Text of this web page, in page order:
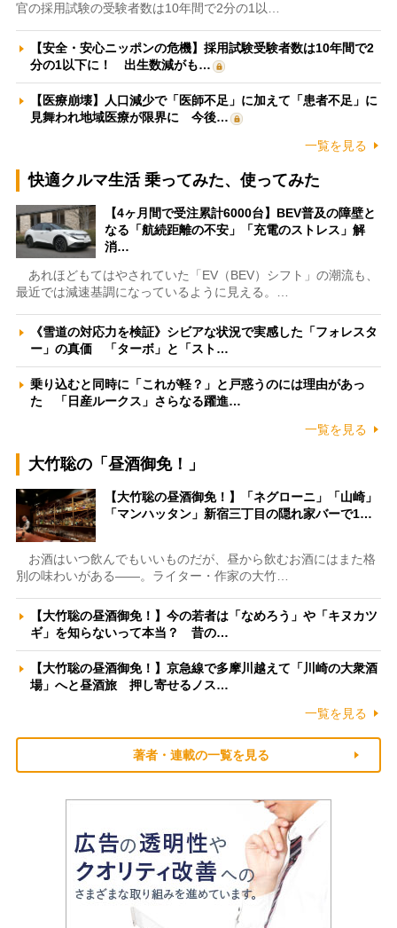
官の採用試験の受験者数は10年間で2分の1以…
【安全・安心ニッポンの危機】採用試験受験者数は10年間で2
分の1以下に！ 出生数減がも…
【医療崩壊】人口減少で「医師不足」に加えて「患者不足」に
見舞われ地域医療が限界に 今後…
一覧を見る
快適クルマ生活 乗ってみた、使ってみた
【4ヶ月間で受注累計6000台】BEV普及の障壁と
なる「航続距離の不安」「充電のストレス」解
消…
あれほどもてはやされていた「EV（BEV）シフト」の潮流も、
最近では減速基調になっているように見える。…
《雪道の対応力を検証》シビアな状況で実感した「フォレスタ
ー」の真価 「ターボ」と「スト…
乗り込むと同時に「これが軽？」と戸惑うのには理由があっ
た 「日産ルークス」さらなる躍進…
一覧を見る
大竹聡の「昼酒御免！」
【大竹聡の昼酒御免！】「ネグローニ」「山崎」
「マンハッタン」新宿三丁目の隠れ家バーで1…
お酒はいつ飲んでもいいものだが、昼から飲むお酒にはまた格
別の味わいがある――。ライター・作家の大竹…
【大竹聡の昼酒御免！】今の若者は「なめろう」や「キヌカツ
ギ」を知らないって本当？ 昔の…
【大竹聡の昼酒御免！】京急線で多摩川越えて「川崎の大衆酒
場」へと昼酒旅 押し寄せるノス…
一覧を見る
著者・連載の一覧を見る